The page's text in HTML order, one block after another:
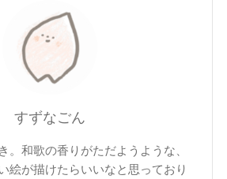
すずなごん
。和歌の香りがただようような、
絵が描けたらいいなと思っており